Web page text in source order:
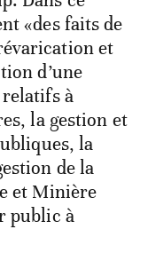
«des faits de
et
d’une
à
la gestion et
la
de la
et Minière
public à